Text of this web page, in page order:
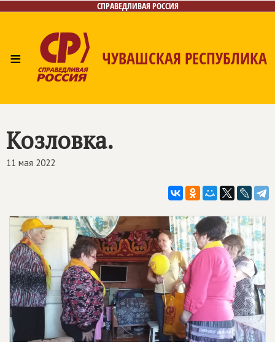
СПРАВЕДЛИВАЯ РОССИЯ
≡ ЧУВАШСКАЯ РЕСПУБЛИКА
Козловка.
11 мая 2022